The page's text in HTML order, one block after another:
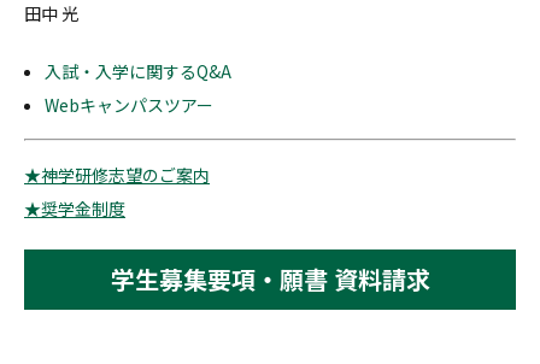
田中 光
入試・入学に関するQ&A
Webキャンパスツアー
★神学研修志望のご案内
★奨学金制度
学生募集要項・願書 資料請求